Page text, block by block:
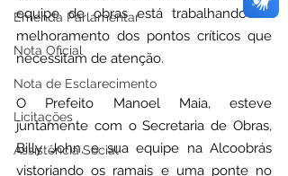
Emenda Parlamentar
Nota Oficial
Nota de Esclarecimento
Licitações
Assistência Social
equipe de obras está trabalhando no
melhoramento dos pontos críticos que
necessitam de atenção.
O Prefeito Manoel Maia, esteve
juntamente com o Secretaria de Obras,
Billy John, e sua equipe na Alcoobrás
vistoriando os ramais e uma ponte no